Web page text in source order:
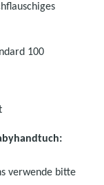
100
verwende bitte